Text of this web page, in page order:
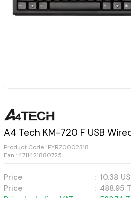
A4 Tech KM-720 F USB
Product Code : PYRZ0002318
Ean : 4711421880725
Price : 10.38
Price
: 488.95